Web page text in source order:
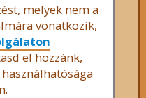
melyek nem a
vonatkozik,
el hozzánk,